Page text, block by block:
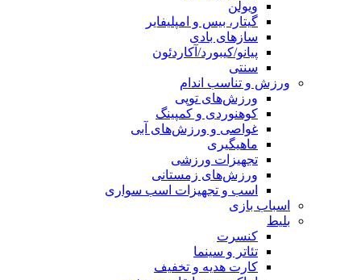
ویولن
گیتار، بیس و امپلیفایر
سازهای بادی
پیانو/کیبورد/آکاردئون
سنتی
ورزش و تناسب اندام
ورزش‌های توپی
کوهنوردی و کمپینگ
غواصی و ورزش‌های آبی
ماهیگیری
تجهیزات ورزشی
ورزش‌های زمستانی
اسب و تجهیزات اسب سواری
اسباب‌ بازی
بلیط
کنسرت
تئاتر و سینما
کارت هدیه و تخفیف